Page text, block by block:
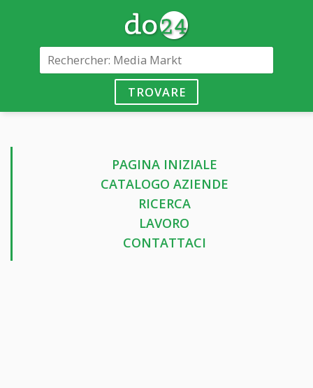
TROVARE
PAGINA INIZIALE
CATALOGO AZIENDE
RICERCA
LAVORO
CONTATTACI